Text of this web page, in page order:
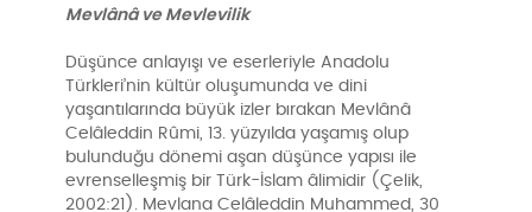
Mevlânâ ve Mevlevilik
Düşünce anlayışı ve eserleriyle Anadolu
Türkleri’nin kültür oluşumunda ve dini
yaşantılarında büyük izler bırakan Mevlânâ
Celâleddin Rûmi, 13. yüzyılda yaşamış olup
bulunduğu dönemi aşan düşünce yapısı ile
evrenselleşmiş bir Türk-İslam âlimidir (Çelik,
2002:21). Mevlana Celâleddin Muhammed, 30